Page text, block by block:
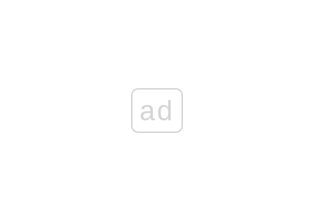
ad